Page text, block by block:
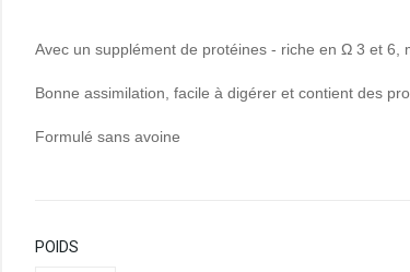
Avec un supplément de protéines - riche en Ω 3 et 6,
Bonne assimilation, facile à digérer et contient des
Formulé sans avoine
POIDS